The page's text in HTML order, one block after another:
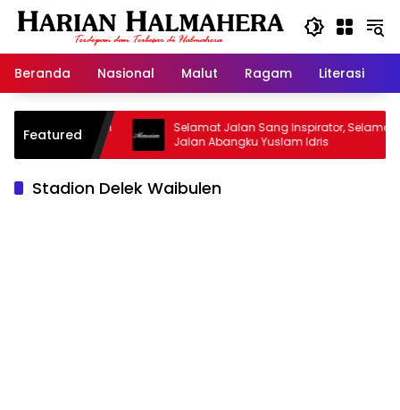
Langsung
Beranda
Nasional Malut Ragam Literasi
Featured
Warisan
Selamat Jalan Sang Inspirator, Selamat
Jalan Abangku Yuslam Idris
Stadion Delek Waibulen